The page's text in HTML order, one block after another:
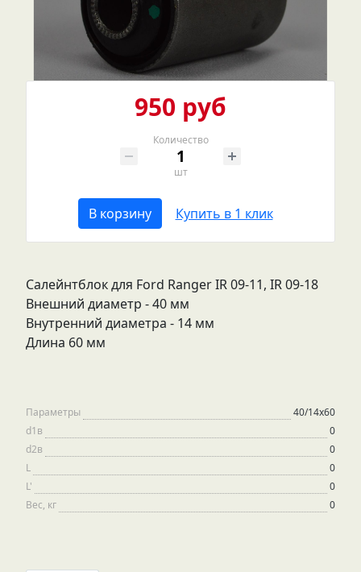
950 руб
Количество
шт
В корзину Купить в 1 клик
Салейнтблок для Ford Ranger IR 09-11, IR 09-18
Внешний диаметр - 40 мм
Внутренний диаметра - 14 мм
Длина 60 мм
Параметры
40/14х60
d1в
0
d2в
0
L
0
L'
0
Вес, кг
0